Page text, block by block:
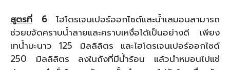
สูตรที่ 6ไฮโดรเจนเปอร์ออกไซด์และน้ำเลมอนสามารถ
ช่วยขจัดคราบน้ำลายและคราบเหงื่อได้เป็นอย่างดี เพียง
เทน้ำมะนาว 125 มิลลิลิตร และไฮโดรเจนเปอร์ออกไซด์
250 มิลลิลิตร ลงในถังที่มีน้ำร้อน แล้วนำหมอนไปแช่